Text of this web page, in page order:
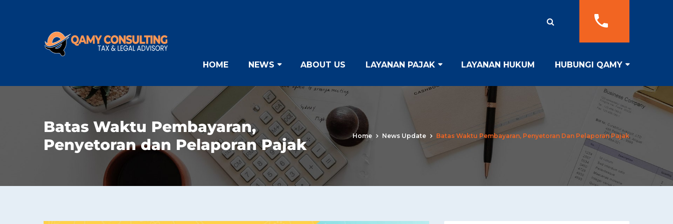
HOME NEWS ABOUT US LAYANAN PAJAK LAYANAN HUKUM HUBUNGI QAMY
Batas Waktu Pembayaran,
Penyetoran dan Pelaporan Pajak
Home News Update Batas Waktu Pembayaran, Penyetoran Dan Pelaporan Pajak